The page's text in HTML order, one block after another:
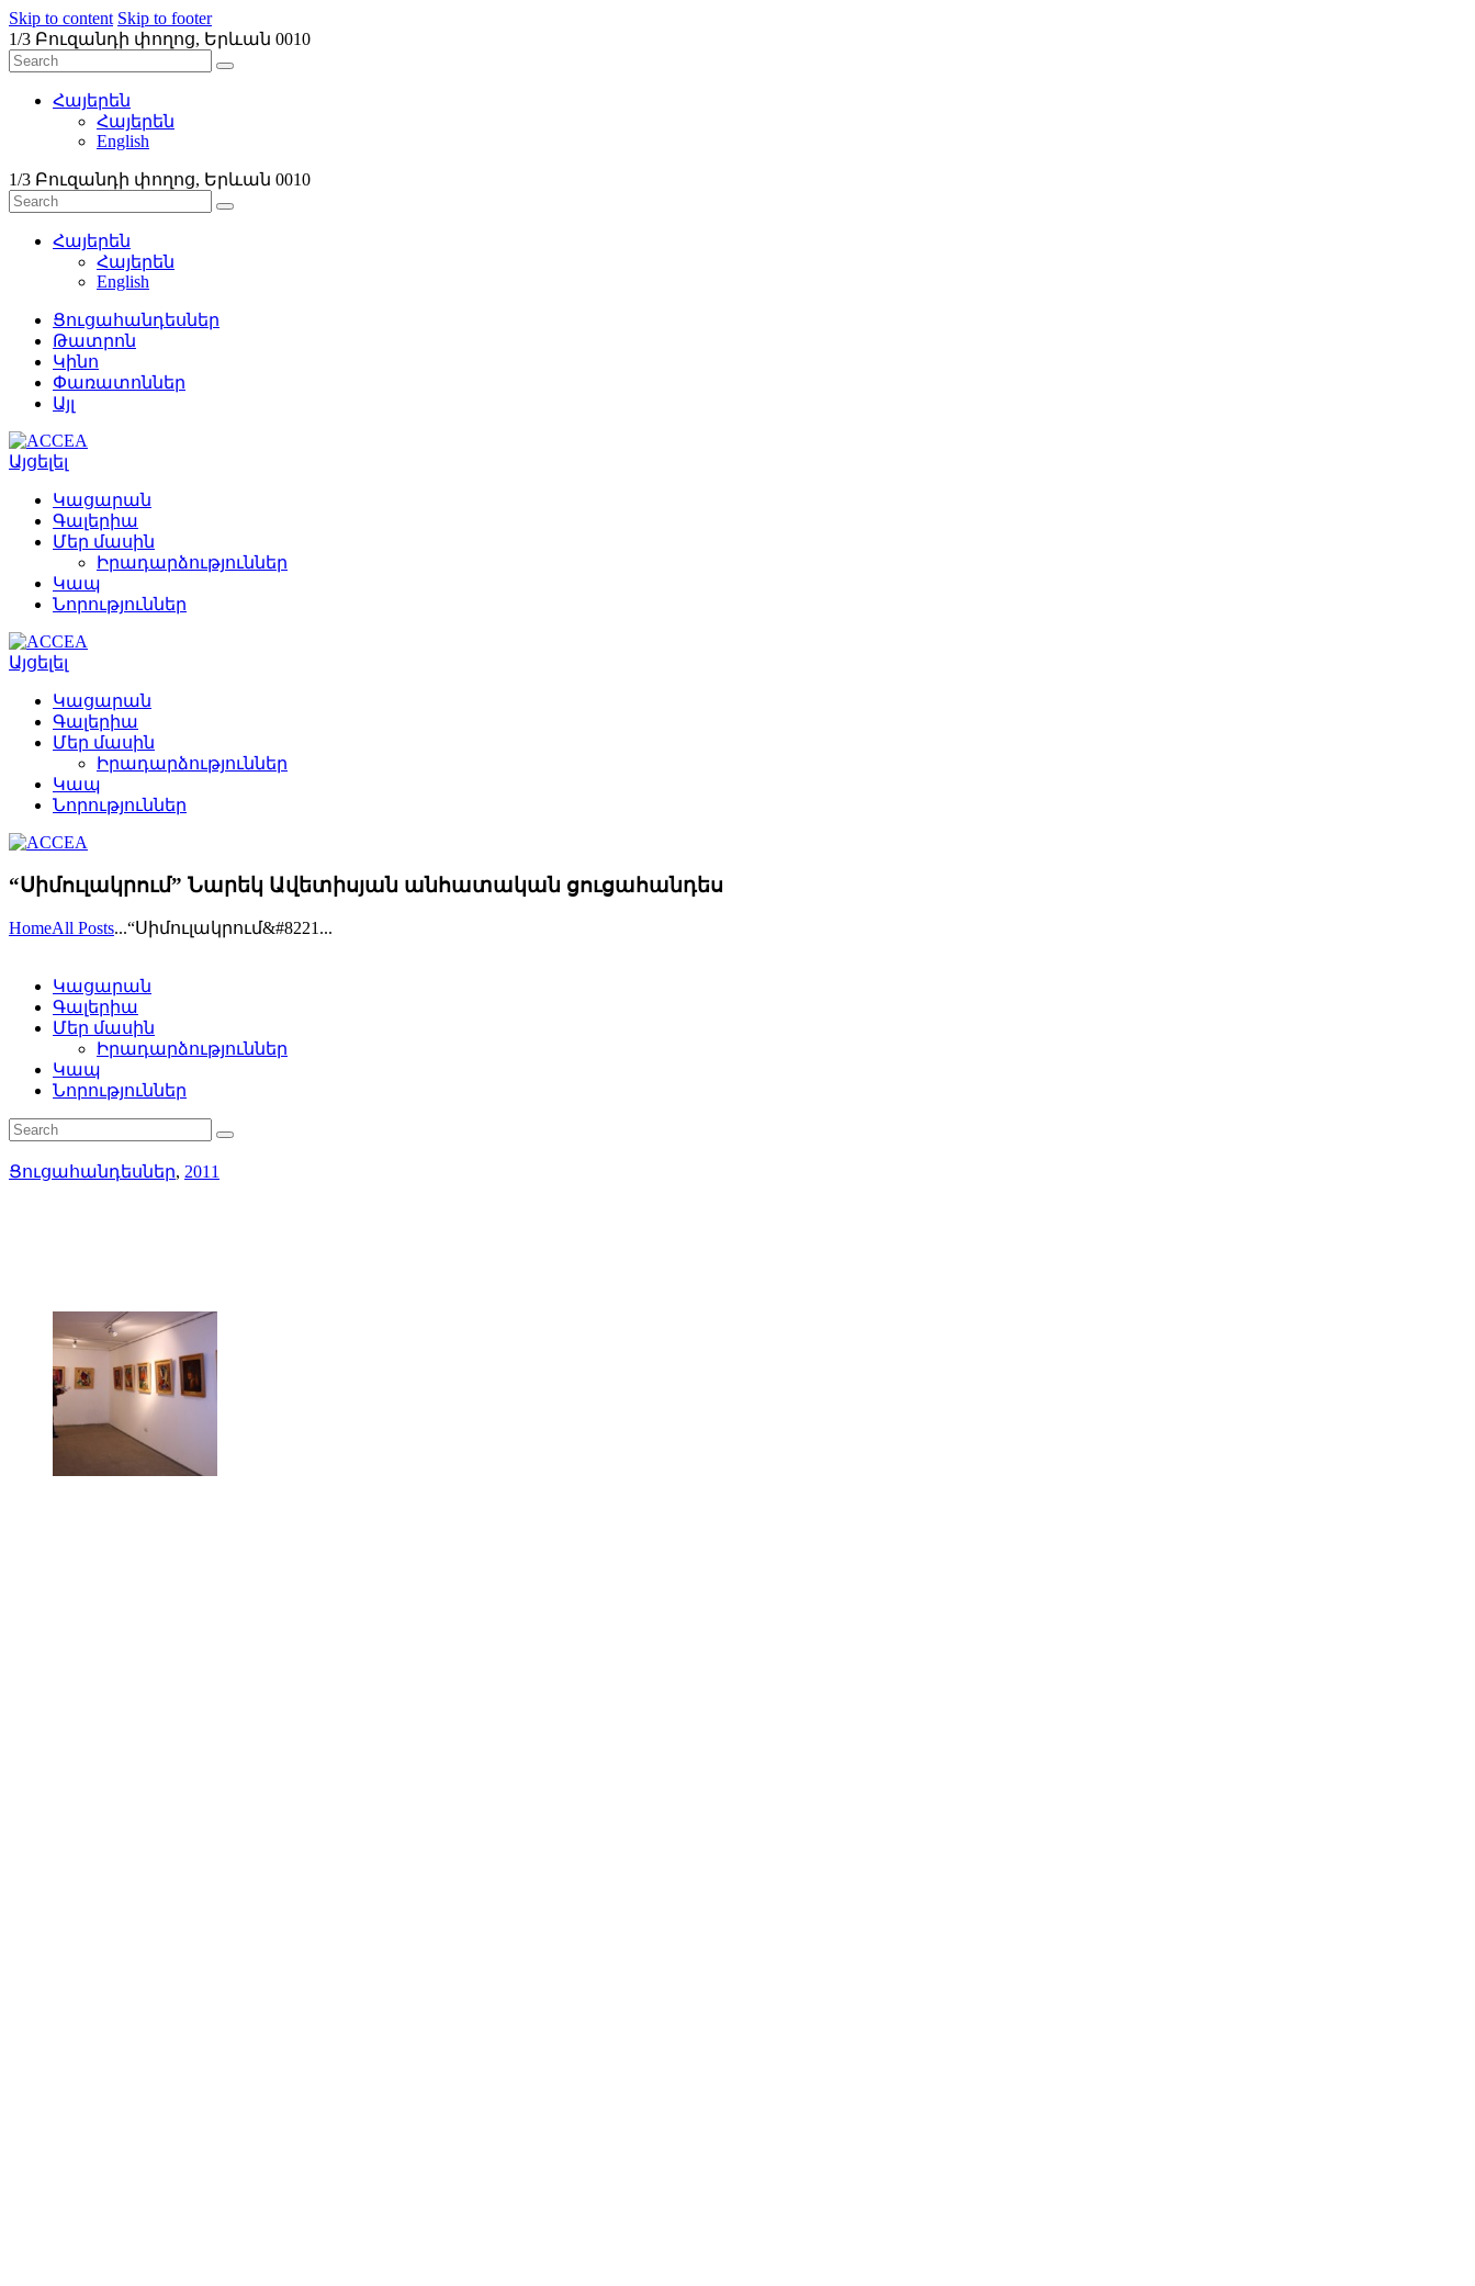
Skip to content Skip to footer
1/3 Բուզանդի փողոց, Երևան 0010
Հայերեն
Հայերեն
English
1/3 Բուզանդի փողոց, Երևան 0010
Հայերեն
Հայերեն
English
Ցուցահանդեսներ
Թատրոն
Կինո
Փառատոններ
Այլ
Այցելել
Կացարան
Գալերիա
Մեր մասին
Իրադարձություններ
Կապ
Նորություններ
Այցելել
Կացարան
Գալերիա
Մեր մասին
Իրադարձություններ
Կապ
Նորություններ
“Սիմուլակրում” Նարեկ Ավետիսյան անհատական ցուցահանդես
HomeAll Posts...“Սիմուլակրում&#8221...
Կացարան
Գալերիա
Մեր մասին
Իրադարձություններ
Կապ
Նորություններ
Ցուցահանդեսներ, 2011